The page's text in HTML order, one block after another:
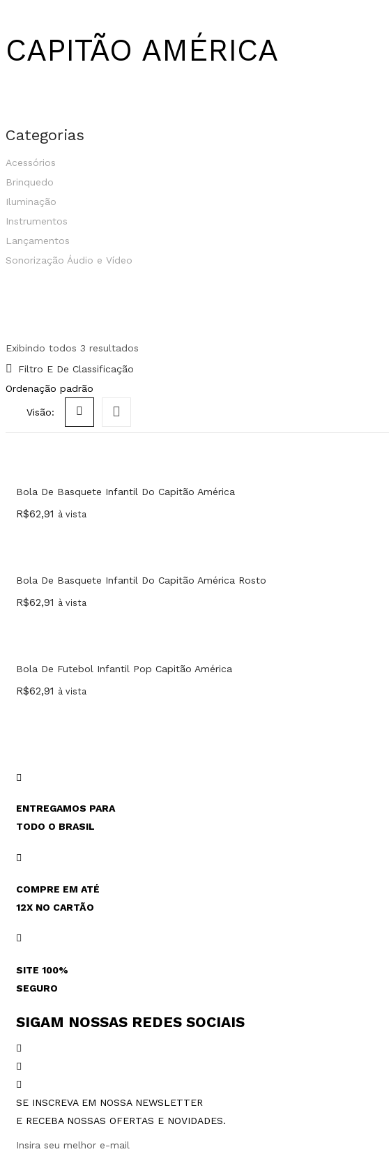
CAPITÃO AMÉRICA
Categorias
Acessórios
Brinquedo
Iluminação
Instrumentos
Lançamentos
Sonorização Áudio e Vídeo
Exibindo todos 3 resultados
Filtro E De Classificação
Visão:
Bola De Basquete Infantil Do Capitão América
R$62,91 à vista
Bola De Basquete Infantil Do Capitão América Rosto
R$62,91 à vista
Bola De Futebol Infantil Pop Capitão América
R$62,91 à vista
ENTREGAMOS PARA
TODO O BRASIL
COMPRE EM ATÉ
12X NO CARTÃO
SITE 100%
SEGURO
SIGAM NOSSAS REDES SOCIAIS
SE INSCREVA EM NOSSA NEWSLETTER
E RECEBA NOSSAS OFERTAS E NOVIDADES.